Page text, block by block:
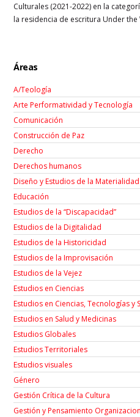
Culturales (2021-2022) en la
la residencia de escritura Under the
Áreas
A/Teología
Arte Performatividad y Tecnología
Comunicación
Construcción de Paz
Derecho
Derechos humanos
Diseño y Estudios de la Materialidad
Educación
Estudios de la “Discapacidad”
Estudios de la Digitalidad
Estudios de la Historicidad
Estudios de la Improvisación
Estudios de la Vejez
Estudios en Ciencias
Estudios en Ciencias, Tecnologías y
Estudios en Salud y Medicinas
Estudios Globales
Estudios Territoriales
Estudios visuales
Género
Gestión Crítica de la Cultura
Gestión y Pensamiento